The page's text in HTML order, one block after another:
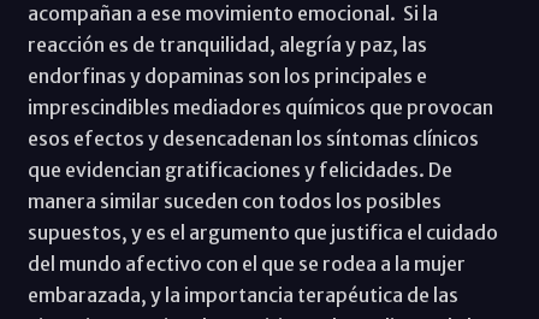
acompañan a ese movimiento emocional. Si la
reacción es de tranquilidad, alegría y paz, las
endorfinas y dopaminas son los principales e
imprescindibles mediadores químicos que provocan
esos efectos y desencadenan los síntomas clínicos
que evidencian gratificaciones y felicidades. De
manera similar suceden con todos los posibles
supuestos, y es el argumento que justifica el cuidado
del mundo afectivo con el que se rodea a la mujer
embarazada, y la importancia terapéutica de las